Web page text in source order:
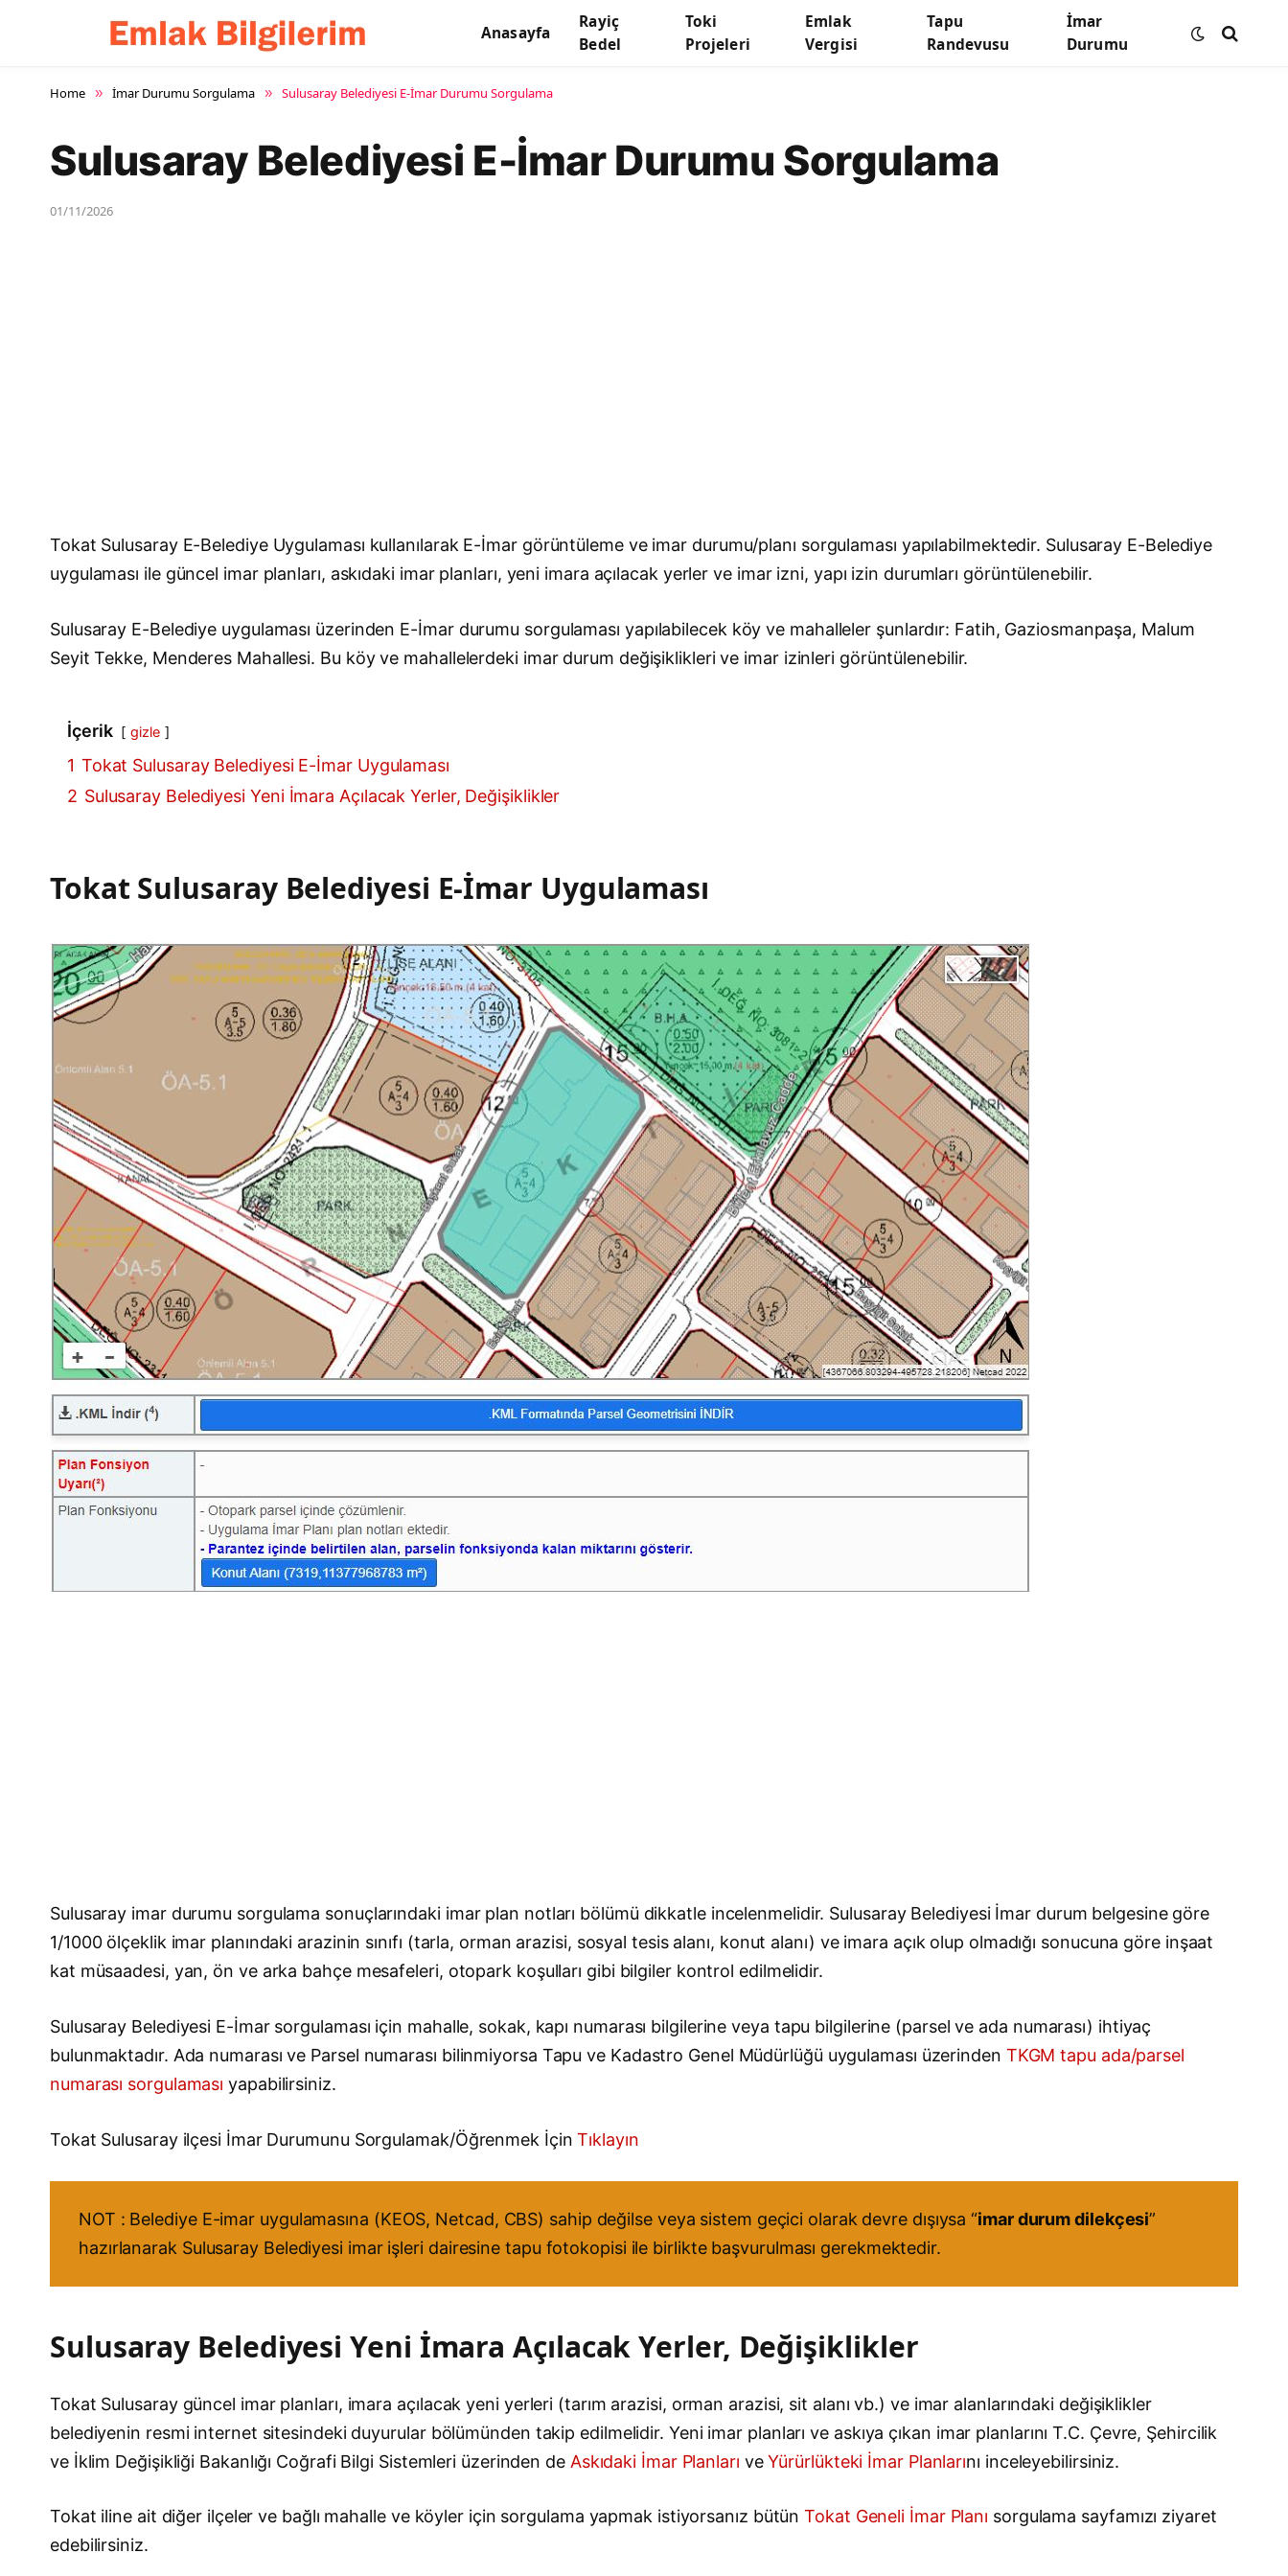
Anasayfa
Rayiç
Bedel
Toki
Projeleri
Emlak
Vergisi
Tapu
Randevusu
İmar
Durumu
Home » İmar Durumu Sorgulama » Sulusaray Belediyesi E-İmar Durumu Sorgulama
Sulusaray Belediyesi E-İmar Durumu Sorgulama
01/11/2026
Tokat Sulusaray E-Belediye Uygulaması kullanılarak E-İmar görüntüleme ve imar durumu/planı sorgulaması yapılabilmektedir. Sulusaray E-Belediye
uygulaması ile güncel imar planları, askıdaki imar planları, yeni imara açılacak yerler ve imar izni, yapı izin durumları görüntülenebilir.
Sulusaray E-Belediye uygulaması üzerinden E-İmar durumu sorgulaması yapılabilecek köy ve mahalleler şunlardır: Fatih, Gaziosmanpaşa, Malum
Seyit Tekke, Menderes Mahallesi. Bu köy ve mahallelerdeki imar durum değişiklikleri ve imar izinleri görüntülenebilir.
İçerik gizle
1 Tokat Sulusaray Belediyesi E-İmar Uygulaması
2 Sulusaray Belediyesi Yeni İmara Açılacak Yerler, Değişiklikler
Tokat Sulusaray Belediyesi E-İmar Uygulaması
Sulusaray imar durumu sorgulama sonuçlarındaki imar plan notları bölümü dikkatle incelenmelidir. Sulusaray Belediyesi İmar durum belgesine göre
1/1000 ölçeklik imar planındaki arazinin sınıfı (tarla, orman arazisi, sosyal tesis alanı, konut alanı) ve imara açık olup olmadığı sonucuna göre inşaat
kat müsaadesi, yan, ön ve arka bahçe mesafeleri, otopark koşulları gibi bilgiler kontrol edilmelidir.
Sulusaray Belediyesi E-İmar sorgulaması için mahalle, sokak, kapı numarası bilgilerine veya tapu bilgilerine (parsel ve ada numarası) ihtiyaç
bulunmaktadır. Ada numarası ve Parsel numarası bilinmiyorsa Tapu ve Kadastro Genel Müdürlüğü uygulaması üzerinden TKGM tapu ada/parsel
numarası sorgulaması yapabilirsiniz.
Tokat Sulusaray ilçesi İmar Durumunu Sorgulamak/Öğrenmek İçinTıklayın
NOT : Belediye E-imar uygulamasına (KEOS, Netcad, CBS) sahip değilse veya sistem geçici olarak devre dışıysa “imar durum dilekçesi”
hazırlanarak Sulusaray Belediyesi imar işleri dairesine tapu fotokopisi ile birlikte başvurulması gerekmektedir.
Sulusaray Belediyesi Yeni İmara Açılacak Yerler, Değişiklikler
Tokat Sulusaray güncel imar planları, imara açılacak yeni yerleri (tarım arazisi, orman arazisi, sit alanı vb.) ve imar alanlarındaki değişiklikler
belediyenin resmi internet sitesindeki duyurular bölümünden takip edilmelidir. Yeni imar planları ve askıya çıkan imar planlarını T.C. Çevre, Şehircilik
ve İklim Değişikliği Bakanlığı Coğrafi Bilgi Sistemleri üzerinden de Askıdaki İmar Planları veYürürlükteki İmar Planlarını inceleyebilirsiniz.
Tokat iline ait diğer ilçeler ve bağlı mahalle ve köyler için sorgulama yapmak istiyorsanız bütünTokat Geneli İmar Planı sorgulama sayfamızı ziyaret
edebilirsiniz.